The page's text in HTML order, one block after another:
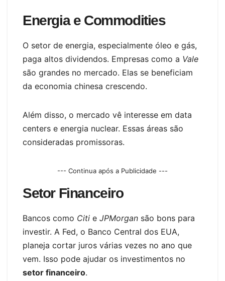
Energia e Commodities
O setor de energia, especialmente óleo e gás,
paga altos dividendos. Empresas como a Vale
são grandes no mercado. Elas se beneficiam
da economia chinesa crescendo.
Além disso, o mercado vê interesse em data
centers e energia nuclear. Essas áreas são
consideradas promissoras.
--- Continua após a Publicidade ---
Setor Financeiro
Bancos como Citi e JPMorgan são bons para
investir. A Fed, o Banco Central dos EUA,
planeja cortar juros várias vezes no ano que
vem. Isso pode ajudar os investimentos no
setor financeiro.